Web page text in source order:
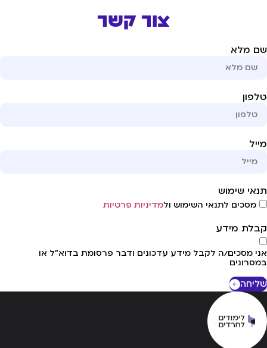
צור קשר
מלא
שימוש
מסכים לתנאי השימוש ולמדיניות פרטיות
מידע
מסכים/ה לקבל מידע עדכונים ודבר פרסומת בדוא"ל או